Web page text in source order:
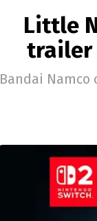
Little
trailer
Bandai